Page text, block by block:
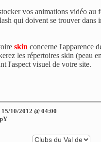
vos animations vidéo au
qui doivent se trouver dans
skin concerne l'apparence
les répertoires skin (peau
l'aspect visuel de votre site.
15/10/2012 @ 04:00